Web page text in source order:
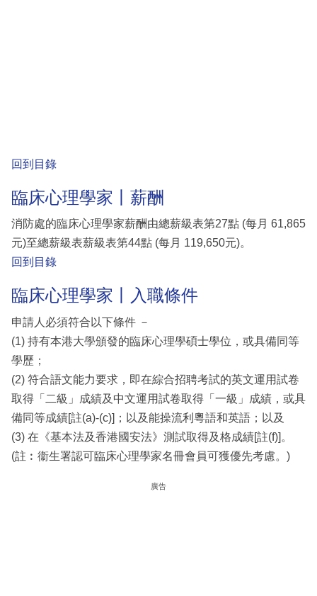
回到目錄
臨床心理學家丨薪酬
消防處的臨床心理學家薪酬由總薪級表第27點 (每月 61,865
元)至總薪級表薪級表第44點 (每月 119,650元)。
回到目錄
臨床心理學家丨入職條件
申請人必須符合以下條件 －
(1) 持有本港大學頒發的臨床心理學碩士學位，或具備同等
學歷；
(2) 符合語文能力要求，即在綜合招聘考試的英文運用試卷
取得「二級」成績及中文運用試卷取得「一級」成績，或具
備同等成績[註(a)-(c)]；以及能操流利粵語和英語；以及
(3) 在《基本法及香港國安法》測試取得及格成績[註(f)]。
(註︰衞生署認可臨床心理學家名冊會員可獲優先考慮。)
廣告